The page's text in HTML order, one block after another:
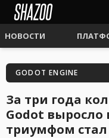
НОВОСТИ
GODOT ENGINE
За три года
Godot выросло
триумфом стал